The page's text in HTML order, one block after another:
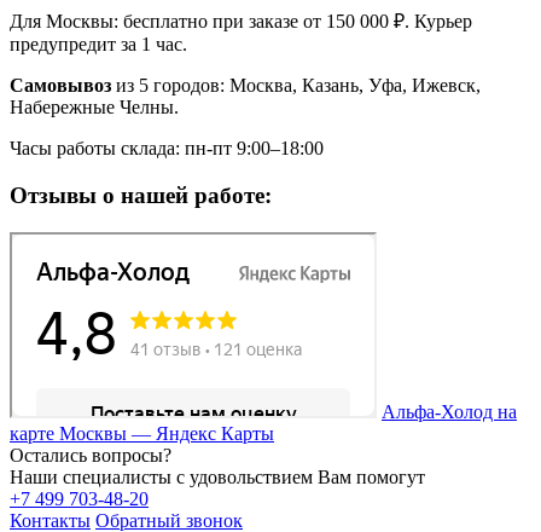
Для Москвы: бесплатно при заказе от 150 000 ₽. Курьер
предупредит за 1 час.
Самовывоз из 5 городов: Москва, Казань, Уфа, Ижевск,
Набережные Челны.
Часы работы склада: пн-пт 9:00–18:00
Отзывы о нашей работе:
Альфа-Холод на
карте Москвы — Яндекс Карты
Остались вопросы?
Наши специалисты с удовольствием Вам помогут
+7 499 703-48-20
Контакты Обратный звонок